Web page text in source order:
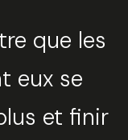
que les
eux se
et finir